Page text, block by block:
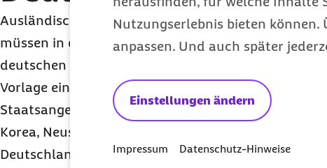
Nutzungserlebnis bieten
anpassen. Und auch später
Einstellungen ändern
Impressum Datenschutz-Hinweise
Ausländische Fachkräfte aller anderer Staaten,
müssen in der Regel vor der Einreise nach
deutschen Botschaft im Wohnsitzland beantragen.
Vorlage eines
unterschriebenen Arbeitsvertrages
Staatsangehörige aus Australien, Israel, Japan,
Korea, Neuseeland und den USA. Diese können
Deutschland einreisen.